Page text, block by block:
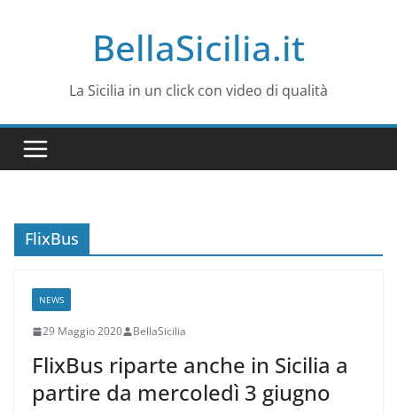
BellaSicilia.it
La Sicilia in un click con video di qualità
FlixBus
NEWS
29 Maggio 2020 BellaSicilia
FlixBus riparte anche in Sicilia a
partire da mercoledì 3 giugno